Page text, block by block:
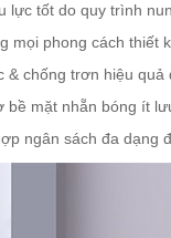
lực tốt do quy trình
mọi phong cách thiết
& chống trơn hiệu
bề mặt nhẵn bóng ít
ngân sách đa dạng